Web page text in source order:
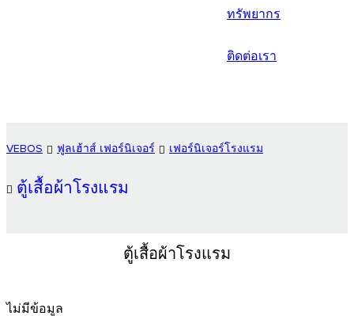
ทรัพยากร
ติดต่อเรา
VEBOS ฟูลเฮ้าส์ เฟอร์นิเจอร์ เฟอร์นิเจอร์โรงแรม
ตู้เสื้อผ้าโรงแรม
ตู้เสื้อผ้าโรงแรม
ไม่มีข้อมูล